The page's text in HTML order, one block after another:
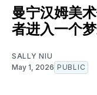
曼宁汉姆美
者进入一个
SALLY NIU
May 1, 2026 PUBLIC